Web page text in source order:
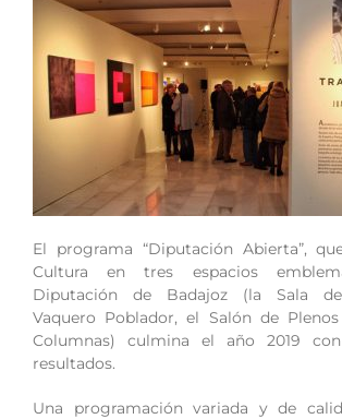
El programa “Diputación Abierta”,
Cultura en tres espacios
Diputación de Badajoz (la Sala de
Vaquero Poblador, el Salón de
Columnas) culmina el año 2019
resultados.
Una programación variada y de